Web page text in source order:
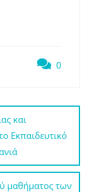
0
και
Εκπαιδευτικό
μαθήματος των